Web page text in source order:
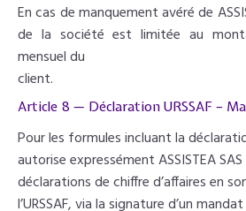
En cas de manquement avéré de
de la société est limitée au
mensuel du
client.
Article 8 — Déclaration URSSAF –
Pour les formules incluant la
autorise expressément ASSISTEA
déclarations de chiffre d’affaires en
l’URSSAF, via la signature d’un